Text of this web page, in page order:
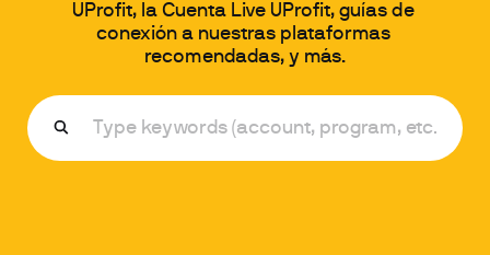
UProfit, la Cuenta Live UProfit, guías de
conexión a nuestras plataformas
recomendadas, y más.